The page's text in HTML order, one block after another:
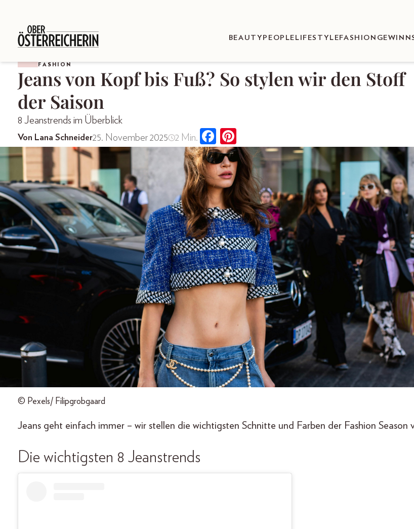
BEAUTY PEOPLE LIFESTYLEFASHION
FASHION
Jeans von Kopf bis Fuß? So stylen wir den Stoff
der Saison
8 Jeanstrends im Überblick
Von Lana Schneider25. November 2025 2 Min.
© Pexels/ Filipgrobgaard
Jeans geht einfach immer – wir stellen die wichtigsten Schnitte und Farben der Fashion Season
Die wichtigsten 8 Jeanstrends